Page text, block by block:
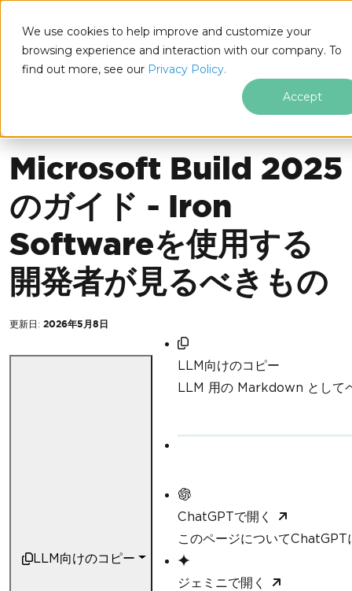
We use cookies to help improve and customize your
browsing experience and interaction with our company. To
find out more, see our Privacy Policy.
Accept
IRONSOFTWARE
フッターコンテンツにスキップ
Iron Software Iron Software ニュース
業界ニュース
.NET 11 プレビュー 3
Microsoft Build 2025
のガイド - Iron
Softwareを使用する
開発者が見るべきもの
更新日: 2026年5月8日
LLM向けのコピー
LLM向けのコピー
LLM 用の Markdown として
ChatGPTで開く
このページについてChatGPT
ジェミニで開く